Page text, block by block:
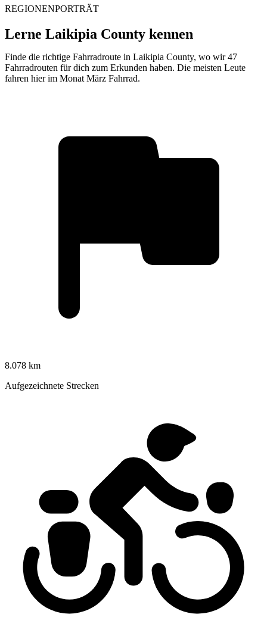
REGIONENPORTRÄT
Lerne Laikipia County kennen
Finde die richtige Fahrradroute in Laikipia County, wo wir 47
Fahrradrouten für dich zum Erkunden haben. Die meisten Leute
fahren hier im Monat März Fahrrad.
8.078 km
Aufgezeichnete Strecken